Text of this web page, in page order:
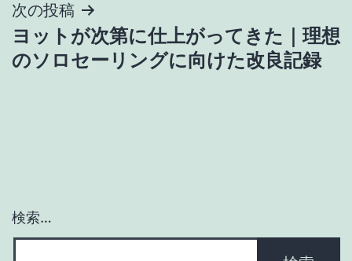
ビ
ゲ
ン
次の投稿
ヨットが次第に仕上がってきた｜理想
のソロセーリングに向けた改良記録
検索…